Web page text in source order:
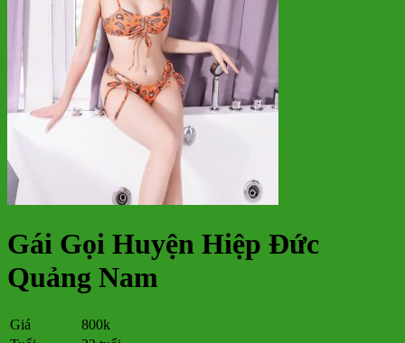
Gái Gọi Huyện Hiệp Đức
Quảng Nam
Giá
800k